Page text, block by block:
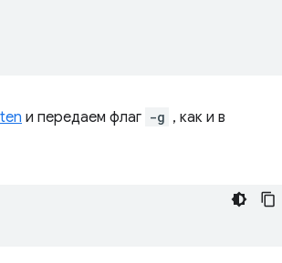
и передаем флаг -g , как и в